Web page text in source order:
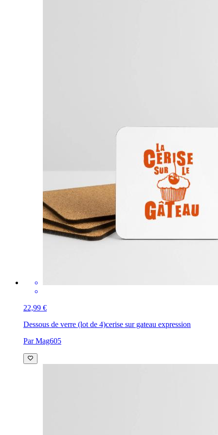
22,99 €
Dessous de verre (lot de 4)cerise sur gateau expression
Par Mag605